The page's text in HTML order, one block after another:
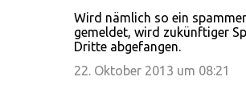
Wird nämlich so ein
gemeldet, wird zukünftiger
Dritte abgefangen.
22. Oktober 2013 um 08:21